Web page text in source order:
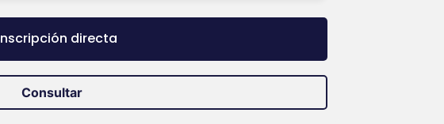
directa
Consultar